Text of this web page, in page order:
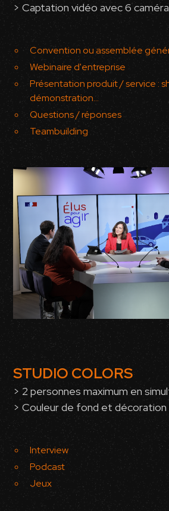
> Captation vidéo avec 6
Convention ou assemblée
Webinaire d'entreprise
Présentation produit / service :
démonstration...
Questions / réponses
Teambuilding
STUDIO COLORS
> 2 personnes maximum en
> Couleur de fond et décoration
Interview
Podcast
Jeux